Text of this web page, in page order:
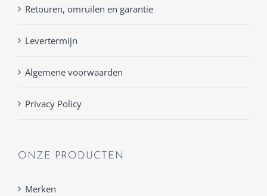
Retouren, omruilen en garantie
Levertermijn
Algemene voorwaarden
Privacy Policy
ONZE PRODUCTEN
Merken